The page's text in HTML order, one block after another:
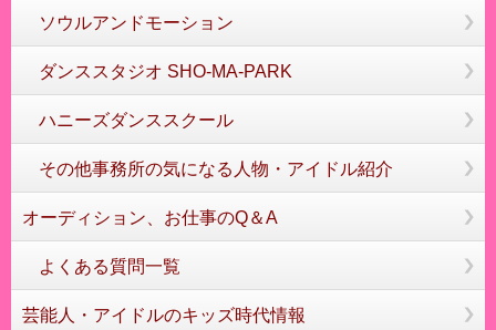
ソウルアンドモーション
ダンススタジオ SHO-MA-PARK
ハニーズダンススクール
その他事務所の気になる人物・アイドル紹介
オーディション、お仕事のQ＆A
よくある質問一覧
芸能人・アイドルのキッズ時代情報